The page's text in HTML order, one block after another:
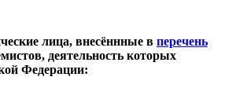
лица, внесённные в перечень
деятельность которых
Федерации: